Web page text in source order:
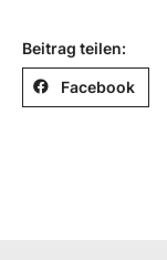
Beitrag teilen:
Facebook